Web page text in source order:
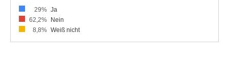
29% Ja
62,2%
Nein
8,8% Weiß nicht